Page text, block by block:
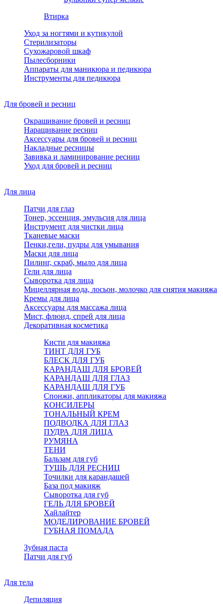
Втирка
Уход за ногтями и кутикулой
Стерилизаторы
Сухожаровой шкаф
Пылесборники
Аппараты для маникюра и педикюра
Инструменты для педикюра
Для бровей и ресниц
Окрашивание бровей и ресниц
Наращивание ресниц
Аксессуары для бровей и ресниц
Накладные ресницы
Завивка и ламинирование ресниц
Уход для бровей и ресниц
Для лица
Патчи для глаз
Тонер, эссенция, эмульсия для лица
Инструмент для чистки лица
Тканевые маски
Пенки,гели, пудры для умывания
Маски для лица
Пилинг, скраб, мыло для лица
Гели для лица
Сыворотка для лица
Мицеллярная вода, лосьон, молочко для снятия макияжа
Кремы для лица
Аксессуары для массажа лица
Мист, флюид, спрей для лица
Декоративная косметика
Кисти для макияжа
ТИНТ ДЛЯ ГУБ
БЛЕСК ДЛЯ ГУБ
КАРАНДАШ ДЛЯ БРОВЕЙ
КАРАНДАШ ДЛЯ ГЛАЗ
КАРАНДАШ ДЛЯ ГУБ
Спонжи, аппликаторы для макияжа
КОНСИЛЕРЫ
ТОНАЛЬНЫЙ КРЕМ
ПОДВОДКА ДЛЯ ГЛАЗ
ПУДРА ДЛЯ ЛИЦА
РУМЯНА
ТЕНИ
Бальзам для губ
ТУШЬ ДЛЯ РЕСНИЦ
Точилки для карандашей
База под макияж
Сыворотка для губ
ГЕЛЬ ДЛЯ БРОВЕЙ
Хайлайтер
МОДЕЛИРОВАНИЕ БРОВЕЙ
ГУБНАЯ ПОМАДА
Зубная паста
Патчи для губ
Для тела
Депиляция